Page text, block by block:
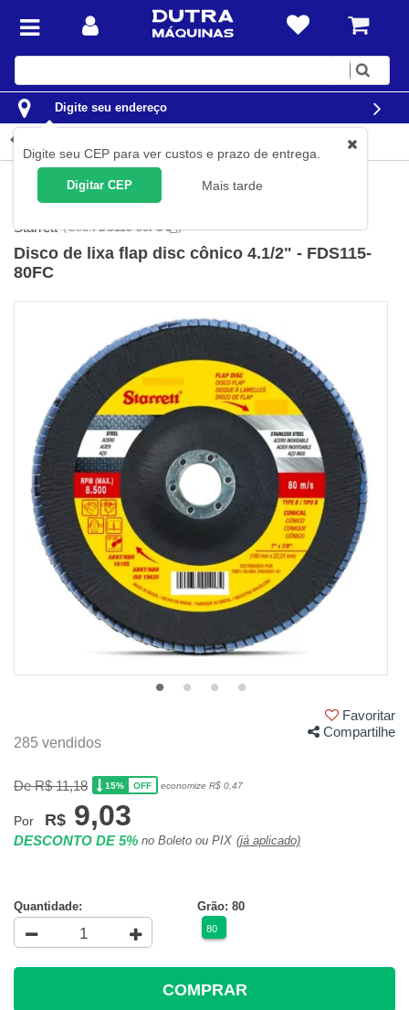
Digite
Digite seu endereço
Digite seu CEP para ver custos e prazo de entrega.
Digitar CEP Mais tarde
Ferramentas Acessórios para Ferramentas
Discos de Lixa
Starrett (Cód.FDS115-80FC )
Disco de lixa flap disc cônico 4.1/2" - FDS115-
80FC
Favoritar
285 vendidos
Compartilhe
De R$ 11,18 15% OFF economize R$ 0,47
Por R$ 9,03
DESCONTO DE 5% no Boleto ou PIX (já aplicado)
Quantidade: Grão: 80
80
COMPRAR